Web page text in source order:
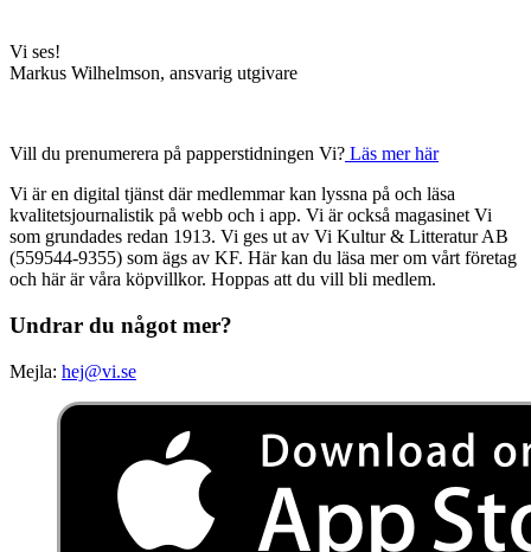
Vi ses!
Markus Wilhelmson, ansvarig utgivare
Vill du prenumerera på papperstidningen Vi? Läs mer här
Vi är en digital tjänst där medlemmar kan lyssna på och läsa
kvalitetsjournalistik på webb och i app. Vi är också magasinet Vi
som grundades redan 1913. Vi ges ut av Vi Kultur & Litteratur AB
(559544-9355) som ägs av KF. Här kan du läsa mer om vårt företag
och här är våra köpvillkor. Hoppas att du vill bli medlem.
Undrar du något mer?
Mejla: hej@vi.se